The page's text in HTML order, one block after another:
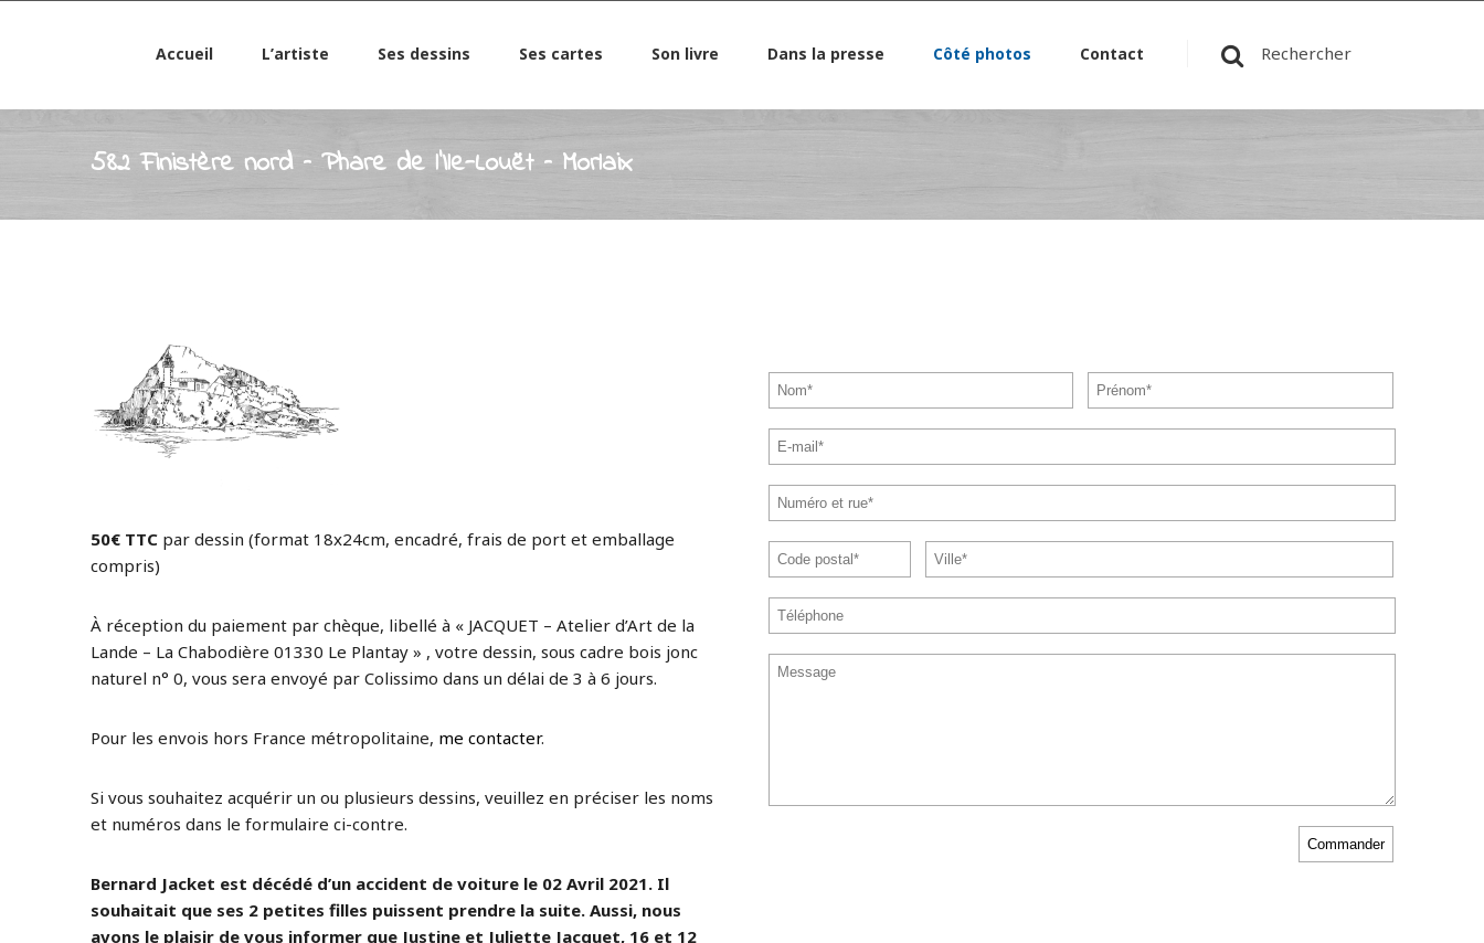
Accueil L’artiste Ses dessins Ses cartes Son livre Dans la presse Côté photos Contact Rechercher
582 Finistère nord – Phare de l’Ile-Louët – Morlaix
50€ TTC par dessin (format 18x24cm, encadré, frais de port et emballage
compris)
À réception du paiement par chèque, libellé à « JACQUET – Atelier d’Art de la
Lande – La Chabodière 01330 Le Plantay » , votre dessin, sous cadre bois jonc
naturel n° 0, vous sera envoyé par Colissimo dans un délai de 3 à 6 jours.
Pour les envois hors France métropolitaine, me contacter.
Si vous souhaitez acquérir un ou plusieurs dessins, veuillez en préciser les noms
et numéros dans le formulaire ci-contre.
Bernard Jacket est décédé d’un accident de voiture le 02 Avril 2021. Il
souhaitait que ses 2 petites filles puissent prendre la suite. Aussi, nous
avons le plaisir de vous informer que Justine et Juliette Jacquet, 16 et 12